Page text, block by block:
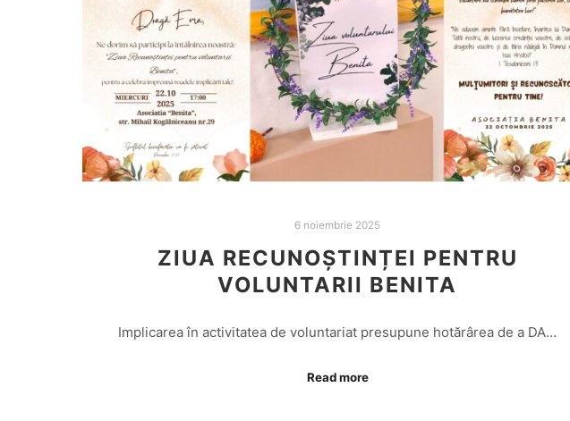
6 noiembrie 2025
ZIUA RECUNOȘTINȚEI PENTRU
VOLUNTARII BENITA
Implicarea în activitatea de voluntariat presupune hotărârea de a DA…
Read more